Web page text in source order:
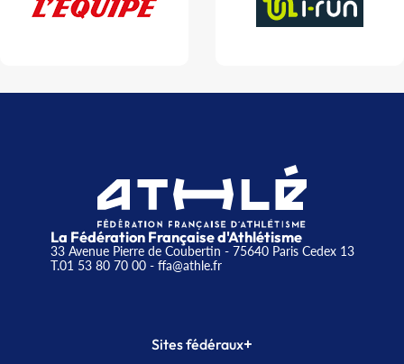
La Fédération Française d'Athlétisme
33 Avenue Pierre de Coubertin - 75640 Paris Cedex 13
T.01 53 80 70 00- ffa@athle.fr
Sites fédéraux+